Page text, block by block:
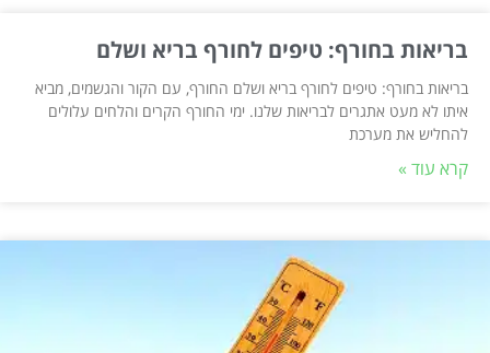
בריאות בחורף: טיפים לחורף בריא ושלם
בריאות בחורף: טיפים לחורף בריא ושלם החורף, עם הקור והגשמים, מביא
איתו לא מעט אתגרים לבריאות שלנו. ימי החורף הקרים והלחים עלולים
להחליש את מערכת
קרא עוד »